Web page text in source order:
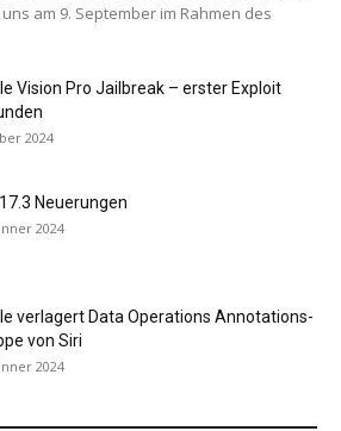
am 9. September im Rahmen des
Vision Pro Jailbreak – erster Exploit
2024
Neuerungen
2024
verlagert Data Operations Annotations-
von Siri
2024